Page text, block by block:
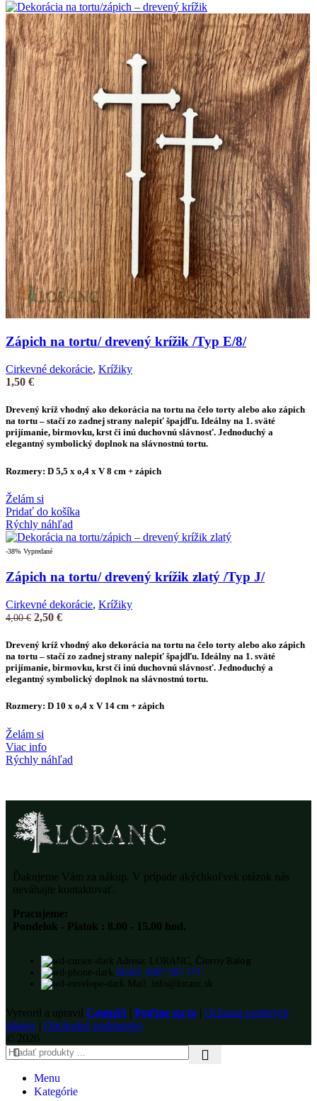
Zápich na tortu/ drevený krížik /Typ E/8/
Cirkevné dekorácie, Krížiky
1,50 €
Drevený kríž vhodný ako dekorácia na tortu na čelo torty alebo ako zápich
na tortu – stačí zo zadnej strany nalepiť špajdľu. Ideálny na 1. sväté
prijímanie, birmovku, krst či inú duchovnú slávnosť. Jednoduchý a
elegantný symbolický doplnok na slávnostnú tortu.
Rozmery: D 5,5 x o,4 x V 8 cm + zápich
Želám si
Pridať do košíka
Rýchly náhľad
-38% Vypredané
Zápich na tortu/ drevený krížik zlatý /Typ J/
Cirkevné dekorácie, Krížiky
4,00€ 2,50 €
Drevený kríž vhodný ako dekorácia na tortu na čelo torty alebo ako zápich
na tortu – stačí zo zadnej strany nalepiť špajdľu. Ideálny na 1. sväté
prijímanie, birmovku, krst či inú duchovnú slávnosť. Jednoduchý a
elegantný symbolický doplnok na slávnostnú tortu.
Rozmery: D 10 x o,4 x V 14 cm + zápich
Želám si
Viac info
Rýchly náhľad
Ďakujeme Vám za nákup. V prípade akýchkoľvek otázok nás
neváhajte kontaktovať.
Pracujeme:
Pondelok - Piatok : 8.00 - 15.00 hod.
Adresa: LORANC, Čierny Balog
Mobil: 0907 367 171
Mail: info@loranc.sk
Vytvoril a upravil CompIS | Poďme na to | Ochrana osobných
údajov | Obchodné podmienky
© 2026
Menu
Kategórie